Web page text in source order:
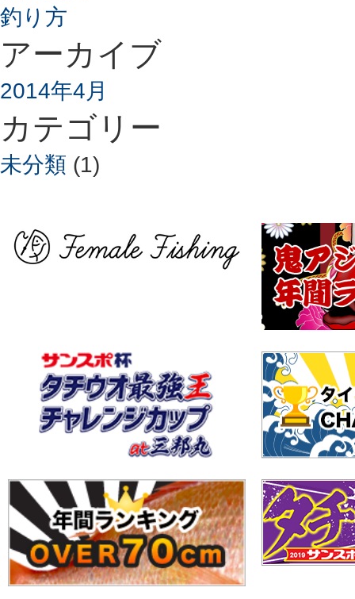
釣り方
アーカイブ
2014年4月
カテゴリー
未分類 (1)